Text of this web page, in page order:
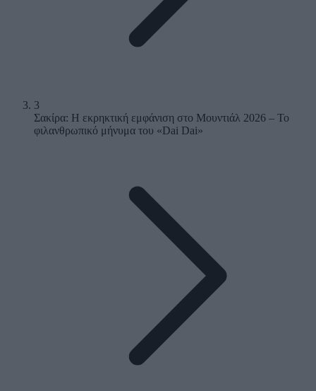
3
Σακίρα: Η εκρηκτική εμφάνιση στο Μουντιάλ 2026 – Το
φιλανθρωπικό μήνυμα του «Dai Dai»